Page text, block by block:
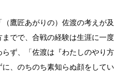
鷹匠あがりの）佐渡の考えが及
でで、合戦の経験は生涯に一度
ず、「佐渡は『わたしのやり方
、のちのち素知らぬ顔をしてい